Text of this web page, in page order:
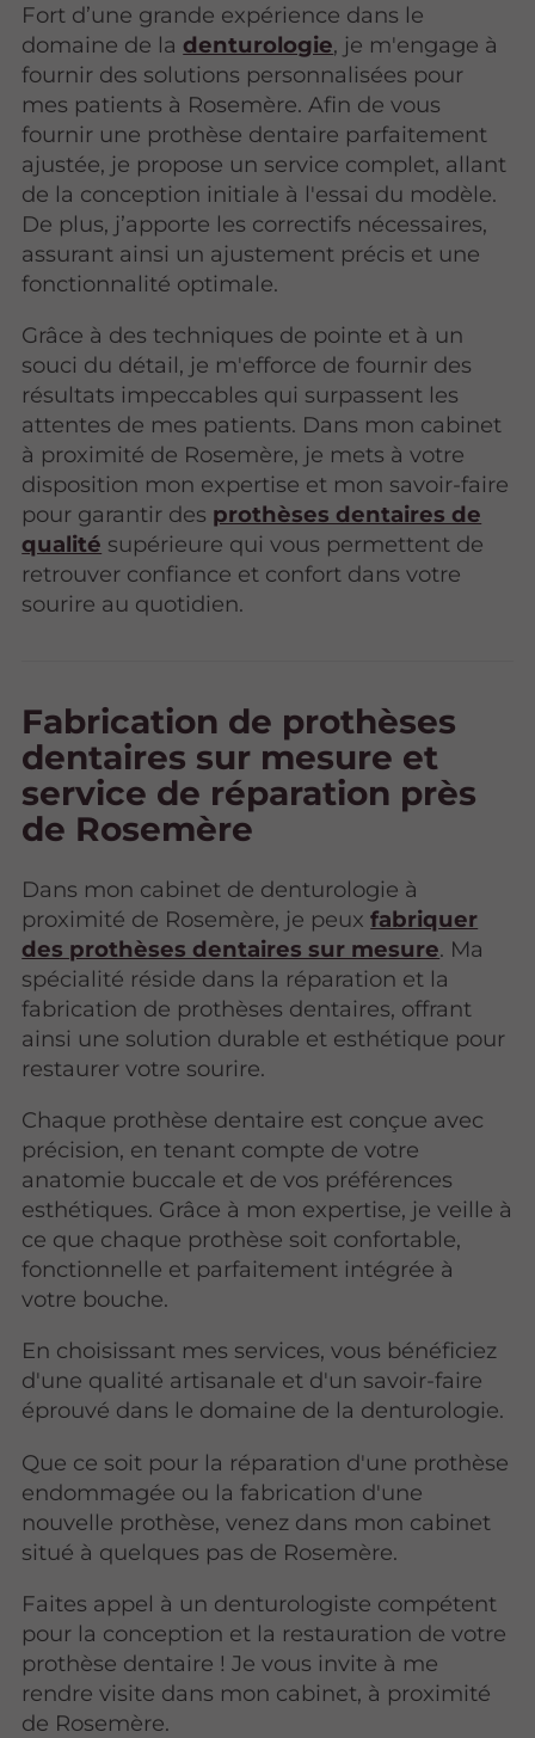
Fort d’une grande expérience dans le
domaine de ladenturologie, je m'engage à
fournir des solutions personnalisées pour
mes patients à Rosemère. Afin de vous
fournir une prothèse dentaire parfaitement
ajustée, je propose un service complet, allant
de la conception initiale à l'essai du modèle.
De plus, j’apporte les correctifs nécessaires,
assurant ainsi un ajustement précis et une
fonctionnalité optimale.
Grâce à des techniques de pointe et à un
souci du détail, je m'efforce de fournir des
résultats impeccables qui surpassent les
attentes de mes patients. Dans mon cabinet
à proximité de Rosemère, je mets à votre
disposition mon expertise et mon savoir-faire
pour garantir des prothèses dentaires de
qualité supérieure qui vous permettent de
retrouver confiance et confort dans votre
sourire au quotidien.
Fabrication de prothèses
dentaires sur mesure et
service de réparation près
de Rosemère
Dans mon cabinet de denturologie à
proximité de Rosemère, je peuxfabriquer
des prothèses dentaires sur mesure. Ma
spécialité réside dans la réparation et la
fabrication de prothèses dentaires, offrant
ainsi une solution durable et esthétique pour
restaurer votre sourire.
Chaque prothèse dentaire est conçue avec
précision, en tenant compte de votre
anatomie buccale et de vos préférences
esthétiques. Grâce à mon expertise, je veille à
ce que chaque prothèse soit confortable,
fonctionnelle et parfaitement intégrée à
votre bouche.
En choisissant mes services, vous bénéficiez
d'une qualité artisanale et d'un savoir-faire
éprouvé dans le domaine de la denturologie.
Que ce soit pour la réparation d'une prothèse
endommagée ou la fabrication d'une
nouvelle prothèse, venez dans mon cabinet
situé à quelques pas de Rosemère.
Faites appel à un denturologiste compétent
pour la conception et la restauration de votre
prothèse dentaire ! Je vous invite à me
rendre visite dans mon cabinet, à proximité
de Rosemère.